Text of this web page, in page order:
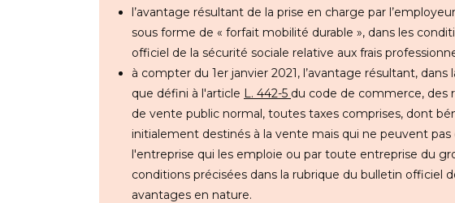
l’avantage résultant de la prise en charge par
sous forme de « forfait mobilité durable », dans les
officiel de la sécurité sociale relative aux frais
à compter du 1er janvier 2021, l’avantage résultant,
que défini à l'article L. 442-5 du code de commerce, des
de vente public normal, toutes taxes comprises, dont
initialement destinés à la vente mais qui ne peuvent
l'entreprise qui les emploie ou par toute entreprise du
conditions précisées dans la rubrique du bulletin officiel
avantages en nature.